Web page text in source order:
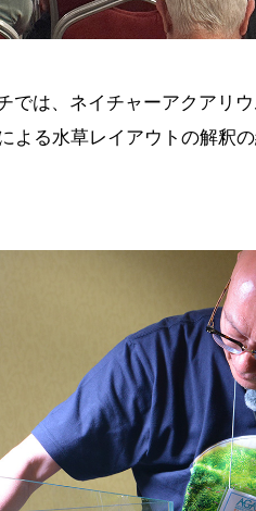
は、ネイチャーアクアリ
る水草レイアウトの解釈